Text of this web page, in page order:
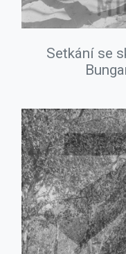
Setkání se